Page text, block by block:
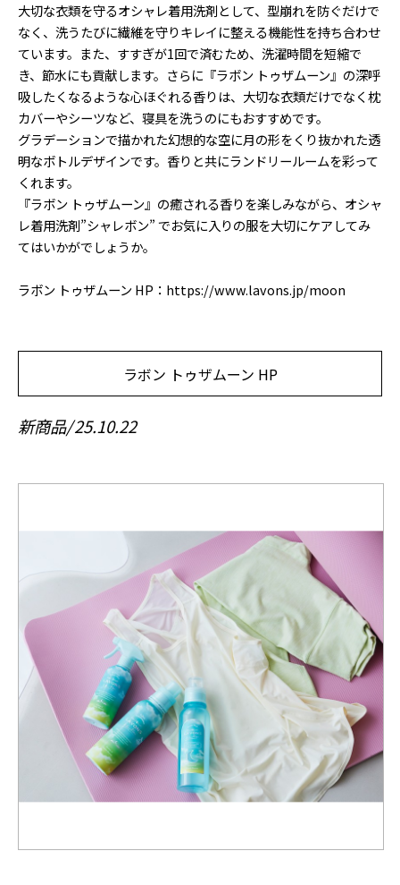
大切な衣類を守るオシャレ着用洗剤として、型崩れを防ぐだけで
なく、洗うたびに繊維を守りキレイに整える機能性を持ち合わせ
ています。また、すすぎが1回で済むため、洗濯時間を短縮で
き、節水にも貢献します。さらに『ラボン トゥザムーン』の深呼
吸したくなるような心ほぐれる香りは、大切な衣類だけでなく枕
カバーやシーツなど、寝具を洗うのにもおすすめです。
グラデーションで描かれた幻想的な空に月の形をくり抜かれた透
明なボトルデザインです。香りと共にランドリールームを彩って
くれます。
『ラボン トゥザムーン』の癒される香りを楽しみながら、オシャ
レ着用洗剤”シャレボン” でお気に入りの服を大切にケアしてみ
てはいかがでしょうか。
ラボン トゥザムーン HP：https://www.lavons.jp/moon
ラボン トゥザムーン HP
新商品 25.10.22